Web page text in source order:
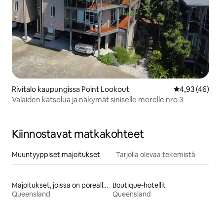
Rivitalo kaupungissa Point Lookout
4,93 (46)
Valaiden katselua ja näkymät siniselle merelle nro 3
Kiinnostavat matkakohteet
Muuntyyppiset majoitukset Tarjolla olevaa tekemistä
Majoitukset, joissa on poreallas
Queensland
Boutique-hotellit
Queensland